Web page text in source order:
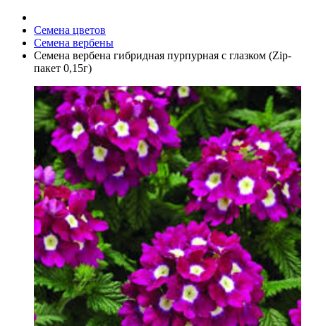
Семена цветов
Семена вербены
Семена вербена гибридная пурпурная с глазком (Zip-
пакет 0,15г)